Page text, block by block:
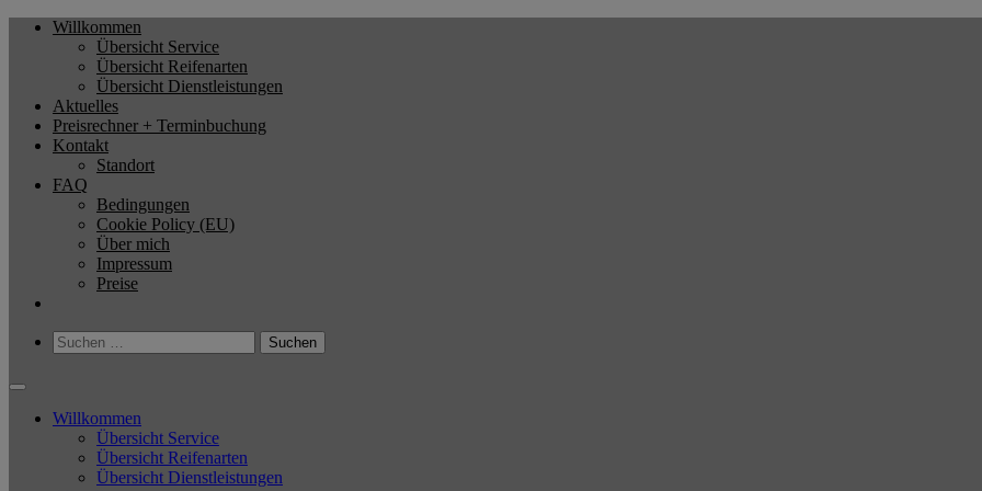
Zum
Reifenservice Sven Kempe
Bester Service zum kleinen Preis
Willkommen
Übersicht Service
Übersicht Reifenarten
Übersicht Dienstleistungen
Aktuelles
Preisrechner + Terminbuchung
Kontakt
Standort
FAQ
Bedingungen
Cookie Policy (EU)
Über mich
Impressum
Preise
Suchen
nach:
Willkommen
Übersicht Service
Übersicht Reifenarten
Übersicht Dienstleistungen